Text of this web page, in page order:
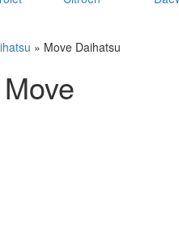
» Move Daihatsu